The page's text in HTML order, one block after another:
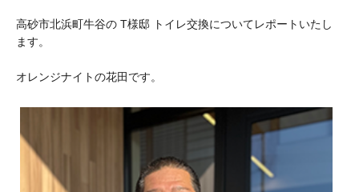
高砂市北浜町牛谷の T様邸 トイレ交換についてレポートいたし
ます。
オレンジナイトの花田です。